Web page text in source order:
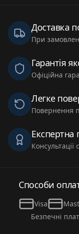
Доставка
При
Гарантія
Офіційна
Легке
Повернення
Експертна
Консультації
Способи
Visa
Безпечні